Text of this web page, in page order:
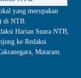
yang merupakan
di NTB.
Harian Suara NTB,
ke Redaksi
Mataram.